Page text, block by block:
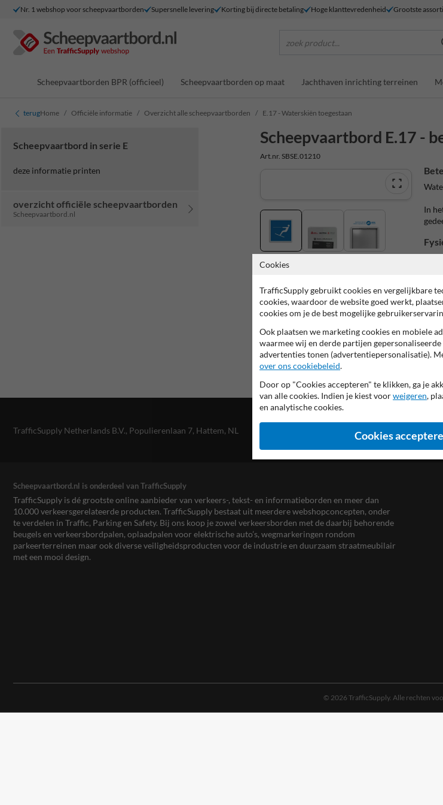
Nr. 1 webshop voor scheepvaartborden Supersnelle levering Korting bij directe betaling Hoge klanttevredenheid Grootste
zoek product...
Scheepvaartborden BPR (officieel) Scheepvaartborden op maat Jachthaven inrichting terreinen
terugHome Officiële informatie Overzicht alle scheepvaartborden E.17 - Waterskiën toegestaan
Scheepvaartbord in serie E
deze informatie printen
overzicht officiële scheepvaartborden
Scheepvaartbord.nl
Scheepvaartbord E.17 -
Art.nr. SBSE.01210
In
TrafficSupply Netherlands B.V., Populierenlaan 7, Hattem, NL
Scheepvaartbord.nl is onderdeel van TrafficSupply
TrafficSupply is dé grootste online aanbieder van verkeers-, tekst- en informatieborden en meer dan
10.000 verkeersgerelateerde producten. TrafficSupply bestaat uit meerdere webshopconcepten, onder
te verdelen in Traffic, Parking en Safety. Bij ons koop je zowel verkeersborden met de daarbij behorende
beugels en verkeersbordpalen, oplaadpalen voor elektrische auto’s, wegmarkeringen rondom
parkeerterreinen maar ook diverse veiligheidsproducten voor de industrie en duurzaam straatmeubilair
met een mooi design.
© 2026 TrafficSupply. Alle rechten
Cookies
TrafficSupply gebruikt cookies en vergelijkbare
cookies, waardoor de website goed werkt,
cookies om je de best mogelijke
Ook plaatsen we marketing cookies en mobiele
waarmee wij en derde partijen
advertenties tonen (advertentiepersonalisatie).
over ons cookiebeleid.
Door op "Cookies accepteren" te klikken, ga je
van alle cookies. Indien je kiest voorweigeren,
en analytische cookies.
Cookies